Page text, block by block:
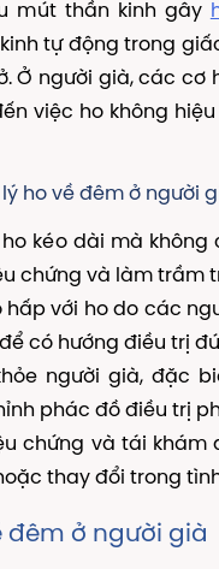
mút thần kinh gây
tự động trong
Ở người già, các cơ
việc ho không
ho về đêm ở người
kéo dài mà không
chứng và làm trầm
hấp với ho do các
có hướng điều trị
người già, đặc
phác đồ điều trị
chứng và tái khám
thay đổi trong
đêm ở người già